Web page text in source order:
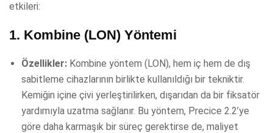
etkileri:
1. Kombine (LON) Yöntemi
Özellikler: Kombine yöntem (LON), hem iç hem de dış
sabitleme cihazlarının birlikte kullanıldığı bir tekniktir.
Kemiğin içine çivi yerleştirilirken, dışarıdan da bir fiksatör
yardımıyla uzatma sağlanır. Bu yöntem, Precice 2.2’ye
göre daha karmaşık bir süreç gerektirse de, maliyet